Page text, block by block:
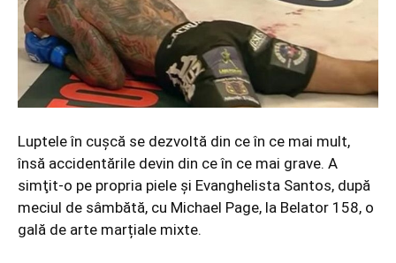
Luptele în cuşcă se dezvoltă din ce în ce mai mult,
însă accidentările devin din ce în ce mai grave. A
simţit-o pe propria piele şi Evanghelista Santos, după
meciul de sâmbătă, cu Michael Page, la Belator 158, o
gală de arte marțiale mixte.